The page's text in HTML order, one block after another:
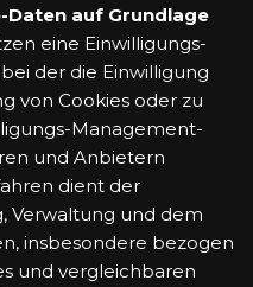
auf Grundlage
eine Einwilligungs-
der die Einwilligung
von Cookies oder zu
Management-
und Anbietern
dient der
Verwaltung und dem
insbesondere bezogen
und vergleichbaren